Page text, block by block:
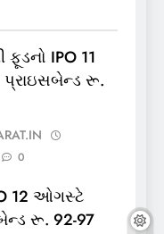
ફૂડનો IPO 11
રૂ.
0
12 ઓગસ્ટે
રૂ. 92-97